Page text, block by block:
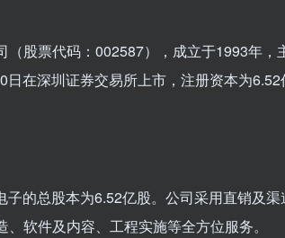
（股票代码：002587），成立于1993年
在深圳证券交易所上市，注册资本为
的总股本为6.52亿股。公司采用直销及
软件及内容、工程实施等全方位服务。